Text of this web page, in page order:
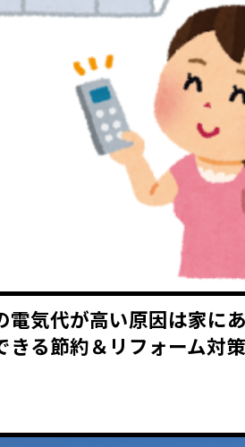
電気代が高い原因は家に
きる節約＆リフォーム対